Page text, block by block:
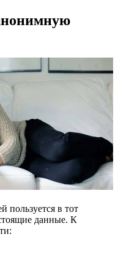
пользуется в тот
данные. К